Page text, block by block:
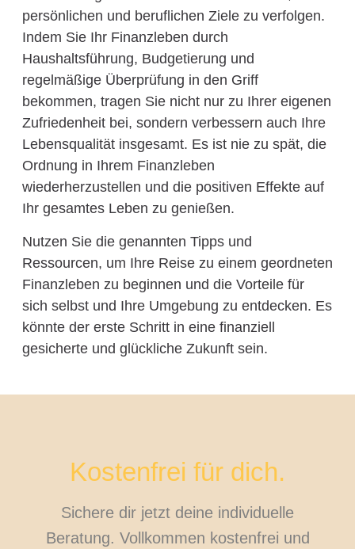
persönlichen und beruflichen Ziele zu verfolgen.
Indem Sie Ihr Finanzleben durch
Haushaltsführung, Budgetierung und
regelmäßige Überprüfung in den Griff
bekommen, tragen Sie nicht nur zu Ihrer eigenen
Zufriedenheit bei, sondern verbessern auch Ihre
Lebensqualität insgesamt. Es ist nie zu spät, die
Ordnung in Ihrem Finanzleben
wiederherzustellen und die positiven Effekte auf
Ihr gesamtes Leben zu genießen.
Nutzen Sie die genannten Tipps und
Ressourcen, um Ihre Reise zu einem geordneten
Finanzleben zu beginnen und die Vorteile für
sich selbst und Ihre Umgebung zu entdecken. Es
könnte der erste Schritt in eine finanziell
gesicherte und glückliche Zukunft sein.
Kostenfrei für dich.
Sichere dir jetzt deine individuelle
Beratung. Vollkommen kostenfrei und